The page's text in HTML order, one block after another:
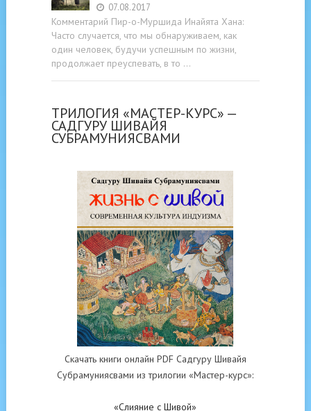
07.08.2017
Комментарий Пир-о-Муршида Инайята Хана:
Часто случается, что мы обнаруживаем, как
один человек, будучи успешным по жизни,
продолжает преуспевать, в то …
ТРИЛОГИЯ «МАСТЕР-КУРС» —
САДГУРУ ШИВАЙЯ
СУБРАМУНИЯСВАМИ
Скачать книги онлайн PDF Садгуру Шивайя
Субрамуниясвами из трилогии «Мастер-курс»:
«Слияние с Шивой»